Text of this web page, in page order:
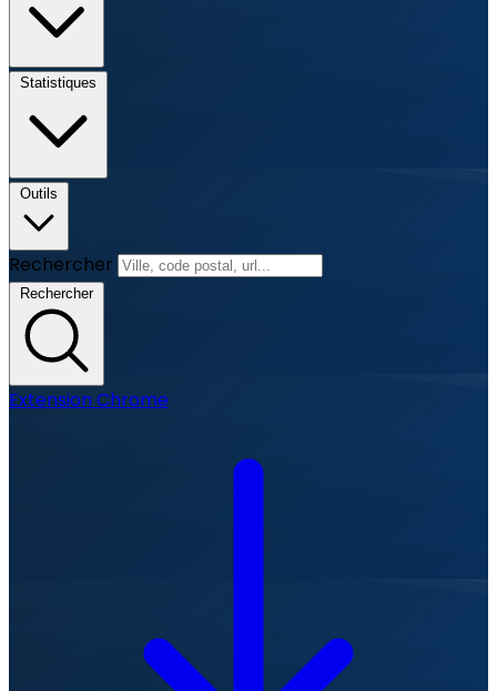
Statistiques
Outils
Rechercher
Rechercher
Extension Chrome